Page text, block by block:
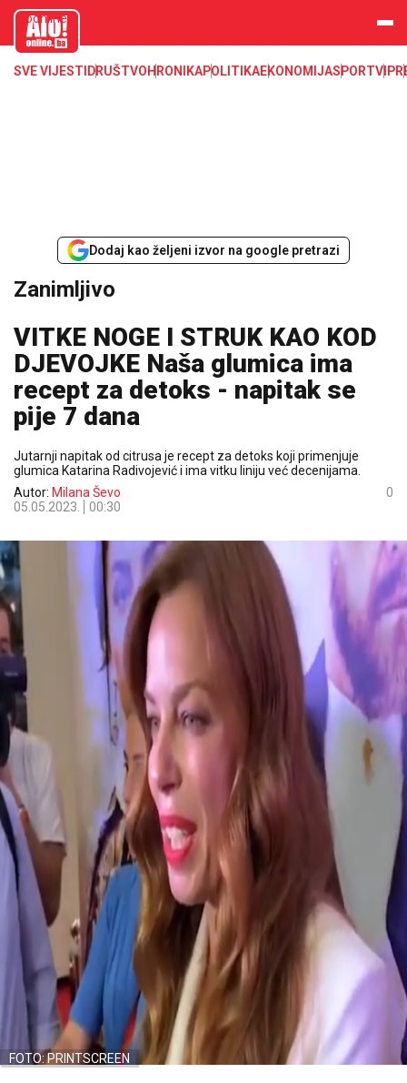
aloonline.b
SVE VIJESTI DRUŠTVOHRONIKAPOLITIKAEKONOMIJASPORTVIP
Dodaj kao željeni izvor na google pretrazi
Zanimljivo
VITKE NOGE I STRUK KAO KOD
DJEVOJKE Naša glumica ima
recept za detoks - napitak se
pije 7 dana
Jutarnji napitak od citrusa je recept za detoks koji primenjuje
glumica Katarina Radivojević i ima vitku liniju već decenijama.
Autor: Milana Ševo
05.05.2023.
00:30
0
FOTO: PRINTSCREEN